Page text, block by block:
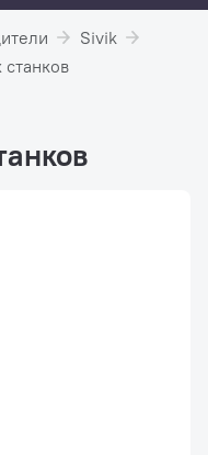
Sivik